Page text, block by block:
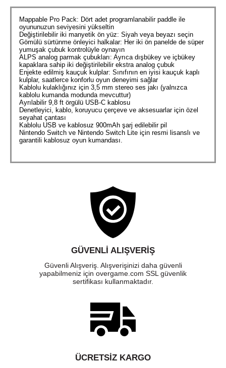
Mappable Pro Pack: Dört adet programlanabilir paddle ile
oyununuzun seviyesini yükseltin
Değiştirilebilir iki manyetik ön yüz: Siyah veya beyazı seçin
Gömülü sürtünme önleyici halkalar: Her iki ön panelde de süper
yumuşak çubuk kontrolüyle oynayın
ALPS analog parmak çubukları: Ayrıca dışbükey ve içbükey
kapaklara sahip iki değiştirilebilir ekstra analog çubuk
Enjekte edilmiş kauçuk kulplar: Sınıfının en iyisi kauçuk kaplı
kulplar, saatlerce konforlu oyun deneyimi sağlar
Kablolu kulaklığınız için 3,5 mm stereo ses jakı (yalnızca
kablolu kumanda modunda mevcuttur)
Ayrılabilir 9,8 ft örgülü USB-C kablosu
Denetleyici, kablo, koruyucu çerçeve ve aksesuarlar için özel
seyahat çantası
Kablolu USB ve kablosuz 900mAh şarj edilebilir pil
Nintendo Switch ve Nintendo Switch Lite için resmi lisanslı ve
garantili kablosuz oyun kumandası.
GÜVENLI ALIŞVERIŞ
Güvenli Alışveriş. Alışverişinizi daha güvenli
yapabilmeniz için overgame.com SSL güvenlik
sertifikası kullanmaktadır.
ÜCRETSIZ KARGO